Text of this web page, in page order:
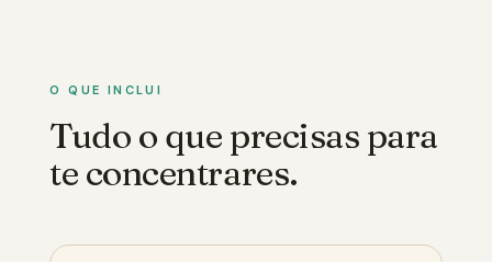
O QUE INCLUI
Tudo o que precisas para
te concentrares.